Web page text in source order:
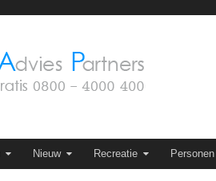
Nieuw Recreatie Personen